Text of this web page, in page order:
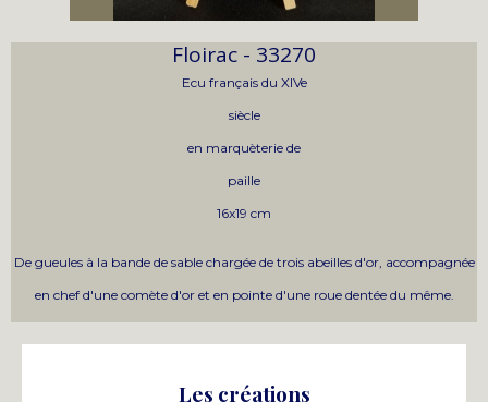
Floirac - 33270
Ecu français du XIVe
siècle
en marquèterie de
paille
16x19 cm
De gueules à la bande de sable chargée de trois abeilles d'or, accompagnée
en chef d'une comète d'or et en pointe d'une roue dentée du même.
Les créations